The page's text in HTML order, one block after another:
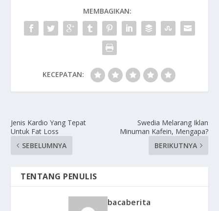
MEMBAGIKAN:
KECEPATAN:
Jenis Kardio Yang Tepat
Untuk Fat Loss
SEBELUMNYA
Swedia Melarang Iklan
Minuman Kafein, Mengapa?
BERIKUTNYA
TENTANG PENULIS
bacaberita